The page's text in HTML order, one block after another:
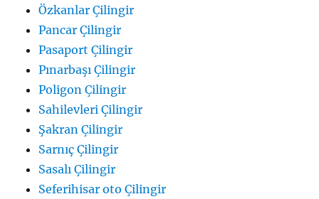
Özkanlar Çilingir
Pancar Çilingir
Pasaport Çilingir
Pınarbaşı Çilingir
Poligon Çilingir
Sahilevleri Çilingir
Şakran Çilingir
Sarnıç Çilingir
Sasalı Çilingir
Seferihisar oto Çilingir